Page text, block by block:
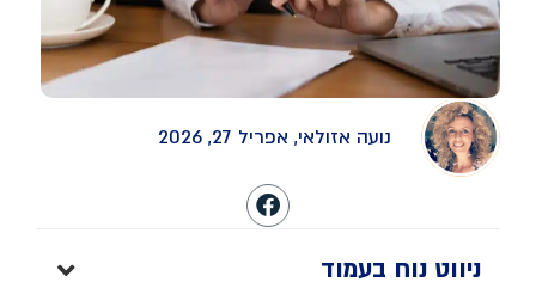
נועה אזולאי, אפריל 27, 2026
ניווט נוח בעמוד